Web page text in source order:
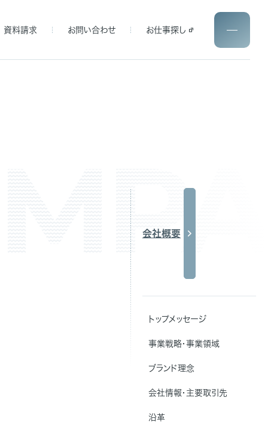
資料請求 お問い合わせ お仕事探し
会社概要
トップメッセージ
事業戦略・事業領域
ブランド理念
会社情報・主要取引先
沿革